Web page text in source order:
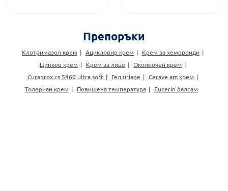
Препоръки
Клотримазол крем Ацикловир крем
Крем за хемороиди
Цинков крем
Крем за лице
Околоочен крем
Curaprox cs 5460 ultra soft
Гел uriage
Cerave am крем
Толериан крем
Повишена температура Eucerin балсам